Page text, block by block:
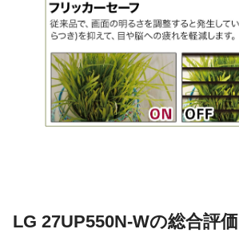
LG 27UP550N-Wの総合評価